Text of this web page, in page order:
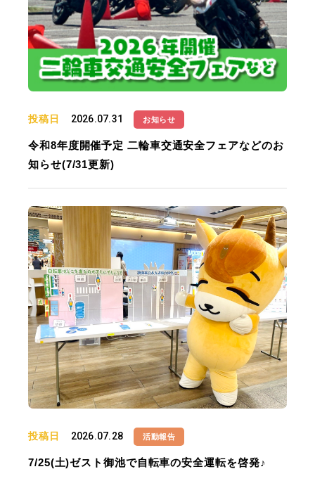
投稿日 2026.07.31 お知らせ
令和8年度開催予定 二輪車交通安全フェアなどのお
知らせ(7/31更新)
投稿日 2026.07.28 活動報告
7/25(土)ゼスト御池で自転車の安全運転を啓発♪